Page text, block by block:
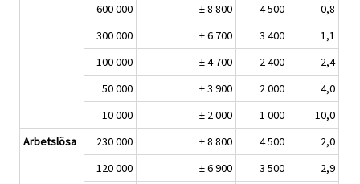
600 000
± 8 800 4 500
0,8
300 000
± 6 700 3 400
1,1
100 000
± 4 700 2 400
2,4
50 000
± 3 900 2 000
4,0
10 000
± 2 000 1 000
10,0
Arbetslösa
230 000 ± 8 800 4 500
2,0
120 000
± 6 900 3 500
2,9